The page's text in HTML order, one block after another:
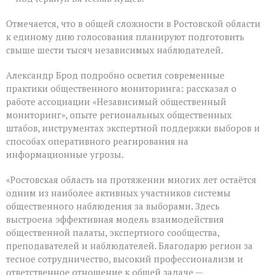
Отмечается, что в общей сложности в Ростовской области
к единому дню голосования планируют подготовить
свыше шести тысяч независимых наблюдателей.
Александр Брод подробно осветил современные
практики общественного мониторинга: рассказал о
работе ассоциации «Независимый общественный
мониторинг», опыте региональных общественных
штабов, инструментах экспертной поддержки выборов и
способах оперативного реагирования на
информационные угрозы.
«Ростовская область на протяжении многих лет остаётся
одним из наиболее активных участников системы
общественного наблюдения за выборами. Здесь
выстроена эффективная модель взаимодействия
общественной палаты, экспертного сообщества,
преподавателей и наблюдателей. Благодарю регион за
тесное сотрудничество, высокий профессионализм и
ответственное отношение к общей задаче —